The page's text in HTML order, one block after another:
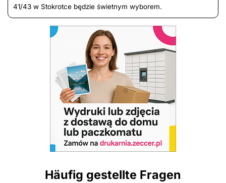
41/43 w Stokrotce będzie świetnym wyborem.
Häufig gestellte Fragen